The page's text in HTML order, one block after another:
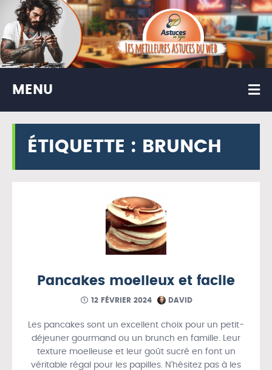
MENU
ÉTIQUETTE : BRUNCH
Pancakes moelleux et facile
12 FÉVRIER 2024 DAVID
Les pancakes sont un excellent choix pour un petit-
déjeuner gourmand ou un brunch en famille. Leur
texture moelleuse et leur goût sucré en font un
véritable régal pour les papilles. N’hésitez pas à les